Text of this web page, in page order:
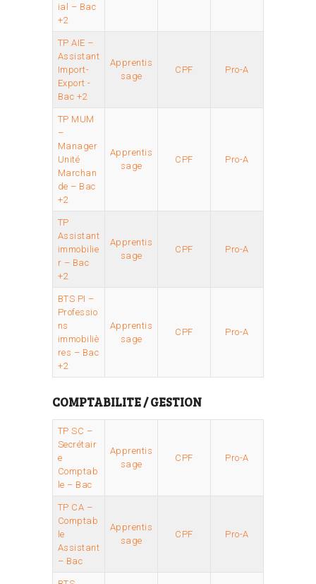
ial – Bac
+2
TP AIE –
Assistant
Import-
Export -
Bac +2
Apprentis
sage
CPF Pro-A
TP MUM
–
Manager
Unité
Marchan
de – Bac
+2
Apprentis
sage
CPF Pro-A
TP
Assistant
immobilie
r – Bac
+2
Apprentis
sage
CPF Pro-A
BTS PI –
Professio
ns
immobiliè
res – Bac
+2
Apprentis
sage
CPF Pro-A
COMPTABILITE / GESTION
TP SC –
Secrétair
e
Comptab
le – Bac
Apprentis
sage
CPF Pro-A
TP CA –
Comptab
le
Assistant
– Bac
Apprentis
sage
CPF Pro-A